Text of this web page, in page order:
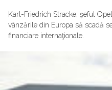
Karl-Friedrich Stracke, şeful
vânzările din Europa să scadă
financiare internaţionale.